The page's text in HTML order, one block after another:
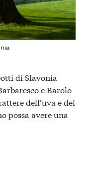
di Slavonia
e Barolo
dell’uva e del
possa avere una